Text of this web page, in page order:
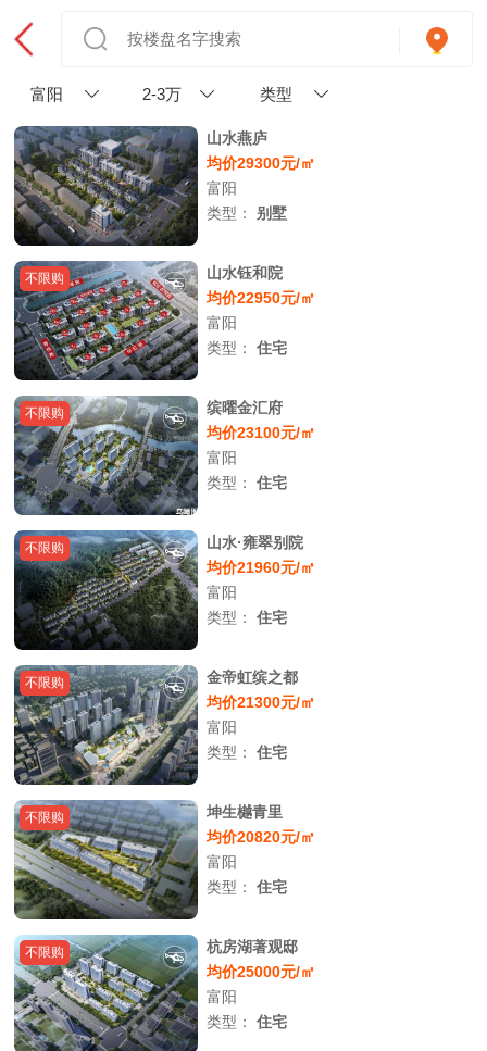
富阳 2-3万 类型
山水燕庐
均价29300元/㎡
富阳
类型：别墅
不限购
山水钰和院
均价22950元/㎡
富阳
类型：住宅
不限购
缤曜金汇府
均价23100元/㎡
富阳
类型：住宅
不限购
山水·雍翠别院
均价21960元/㎡
富阳
类型：住宅
不限购
金帝虹缤之都
均价21300元/㎡
富阳
类型：住宅
不限购
坤生樾青里
均价20820元/㎡
富阳
类型：住宅
不限购
杭房湖著观邸
均价25000元/㎡
富阳
类型：住宅